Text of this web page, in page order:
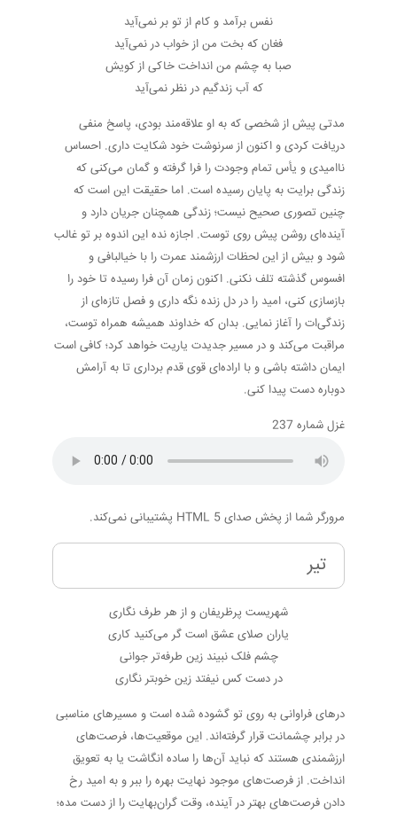
نفس برآمد و کام از تو بر نمی‌آید
فغان که بخت من از خواب در نمی‌آید
صبا به چشم من انداخت خاکی از کویش
که آب زندگیم در نظر نمی‌آید
مدتی پیش از شخصی که به او علاقه‌مند بودی، پاسخ منفی
دریافت کردی و اکنون از سرنوشت خود شکایت داری. احساس
ناامیدی و یأس تمام وجودت را فرا گرفته و گمان می‌کنی که
زندگی برایت به پایان رسیده است. اما حقیقت این است که
چنین تصوری صحیح نیست؛ زندگی همچنان جریان دارد و
آینده‌ای روشن پیش روی توست. اجازه نده این اندوه بر تو غالب
شود و بیش از این لحظات ارزشمند عمرت را با خیالبافی و
افسوس گذشته تلف نکنی. اکنون زمان آن فرا رسیده تا خود را
بازسازی کنی، امید را در دل زنده نگه داری و فصل تازه‌ای از
زندگی‌ات را آغاز نمایی. بدان که خداوند همیشه همراه توست،
مراقبت می‌کند و در مسیر جدیدت یاریت خواهد کرد؛ کافی است
ایمان داشته باشی و با اراده‌ای قوی قدم برداری تا به آرامش
دوباره دست پیدا کنی.
غزل شماره 237
مرورگر شما از پخش صدای HTML 5 پشتیبانی نمی‌کند.
تیر
شهریست پرظریفان و از هر طرف نگاری
یاران صلای عشق است گر می‌کنید کاری
چشم فلک نبیند زین طرفه‌تر جوانی
در دست کس نیفتد زین خوبتر نگاری
درهای فراوانی به روی تو گشوده شده است و مسیرهای مناسبی
در برابر چشمانت قرار گرفته‌اند. این موقعیت‌ها، فرصت‌های
ارزشمندی هستند که نباید آن‌ها را ساده انگاشت یا به تعویق
انداخت. از فرصت‌های موجود نهایت بهره را ببر و به امید رخ
دادن فرصت‌های بهتر در آینده، وقت گران‌بهایت را از دست مده؛